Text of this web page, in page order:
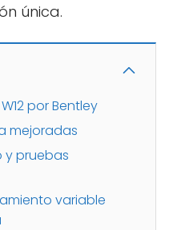
única.
por Bentley
mejoradas
y pruebas
variable